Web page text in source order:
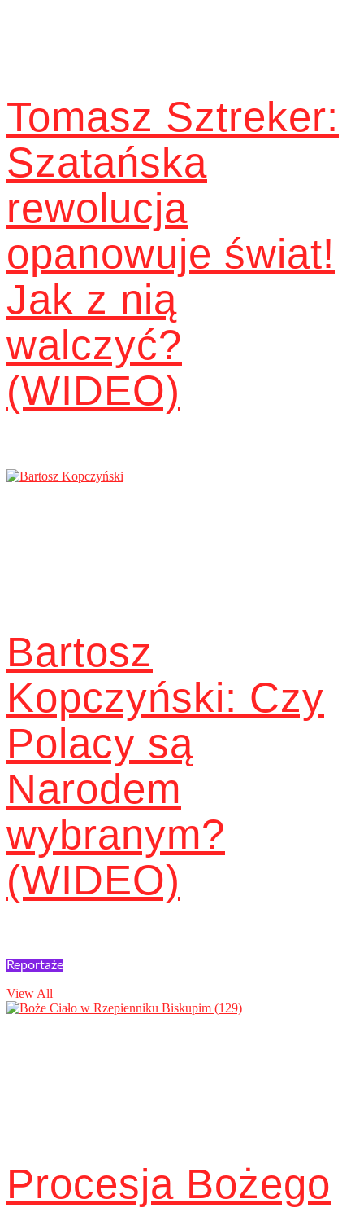
Tomasz Sztreker:
Szatańska
rewolucja
opanowuje świat!
Jak z nią
walczyć?
(WIDEO)
Bartosz
Kopczyński: Czy
Polacy są
Narodem
wybranym?
(WIDEO)
Reportaże
View All
Procesja Bożego